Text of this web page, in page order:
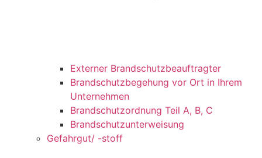
Externer Brandschutzbeauftragter
Brandschutzbegehung vor Ort in Ihrem
Unternehmen
Brandschutzordnung Teil A, B, C
Brandschutzunterweisung
Gefahrgut/ -stoff